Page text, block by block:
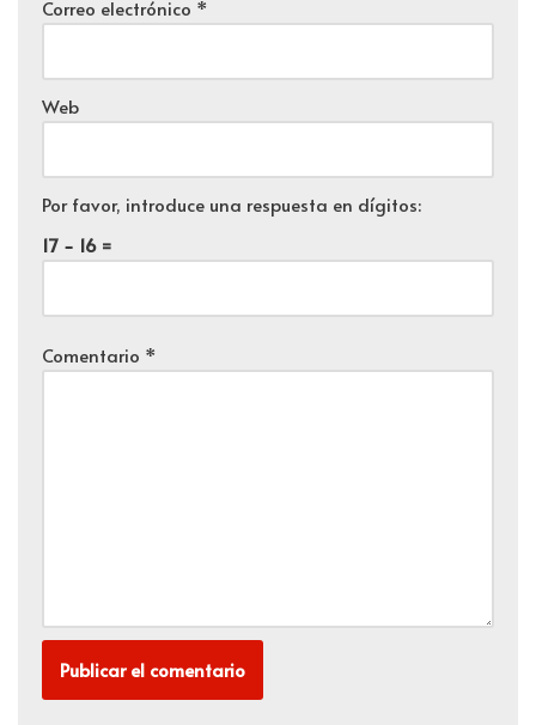
Correo electrónico *
Web
Por favor, introduce una respuesta en dígitos:
17 − 16 =
Comentario *